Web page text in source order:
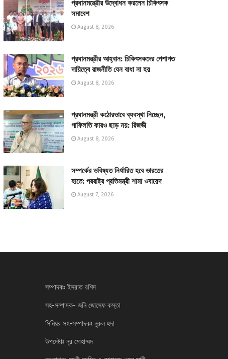
প্রধানমন্ত্রীের উদ্বোধন করলেন চিকিৎসক
সমাবেশ
August 8, 2026
প্রধানমন্ত্রীর আহ্বান: চিকিৎসকদের পেশাগত
দায়িত্বে রাজনীতি যেন বাধা না হয়
August 8, 2026
প্রধানমন্ত্রী কঠোরভাবে ব্যবস্থা নিচ্ছেন,
গাফিলতি কারও ছাড় নয়: রিজভী
August 8, 2026
সম্পর্কের ভবিষ্যত নির্ধারিত হবে ভারতের
হাতে: পররাষ্ট্র প্রতিমন্ত্রী শামা ওবায়েদ
August 7, 2026
সম্পাদকঃ ইসরাত রশিদ
সহ-সম্পাদক- জনি জোসেফ কস্তা
সিনিয়র সহ-সম্পাদকঃ নুরুল হুদা
উপদেষ্টাঃ নূর মোহাম্মদ